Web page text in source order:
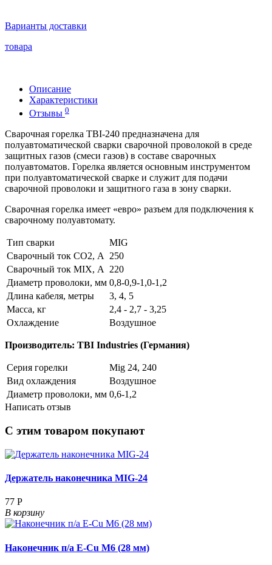
Варианты доставки
товара
Описание
Характеристики
Отзывы 0
Сварочная горелка TBI-240 предназначена для
полуавтоматической сварки сварочной проволокой в среде
защитных газов (смеси газов) в составе сварочных
полуавтоматов. Горелка является основным инструментом
при полуавтоматической сварке и служит для подачи
сварочной проволоки и защитного газа в зону сварки.
Сварочная горелка имеет «евро» разъем для подключения к
сварочному полуавтомату.
Тип сварки
MIG
Сварочный ток CO2, А
250
Сварочный ток MIX, А
220
Диаметр проволоки, мм 0,8-0,9-1,0-1,2
Длина кабеля, метры
3, 4, 5
Масса, кг
2,4 - 2,7 - 3,25
Охлаждение
Воздушное
Производитель: TBI Industries (Германия)
Серия горелки
Mig 24, 240
Вид охлаждения
Воздушное
Диаметр проволоки, мм 0,6-1,2
Написать отзыв
С этим товаром покупают
Держатель наконечника MIG-24
77 Р
В корзину
Наконечник п/а E-Cu М6 (28 мм)